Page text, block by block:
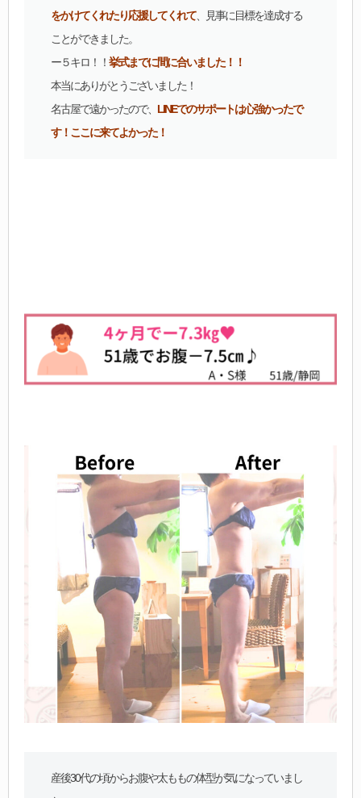
をかけてくれたり応援してくれて、見事に目標を達成する
ことができました。
ー５キロ！！挙式までに間に合いました！！
本当にありがとうございました！
名古屋で遠かったので、 LINEでのサポートは心強かったで
す！ ここに来てよかった！
産後30代の頃からお腹や太ももの体型が気になっていまし